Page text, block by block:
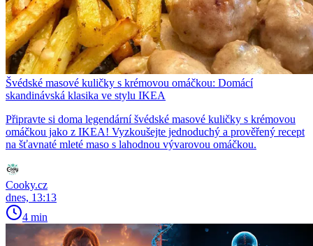
Švédské masové kuličky s krémovou omáčkou: Domácí
skandinávská klasika ve stylu IKEA
Připravte si doma legendární švédské masové kuličky s krémovou
omáčkou jako z IKEA! Vyzkoušejte jednoduchý a prověřený recept
na šťavnaté mleté maso s lahodnou vývarovou omáčkou.
Cooky.cz
dnes, 13:13
4 min